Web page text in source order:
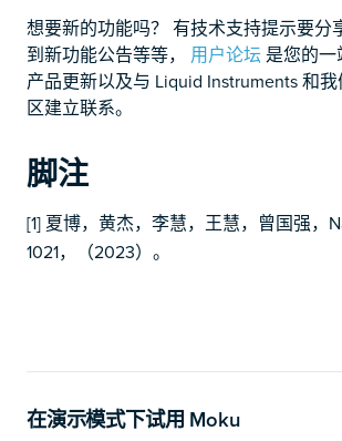
想要新的功能吗？ 有技术支持提示要分
到新功能公告等等， 用户论坛 是您的
产品更新以及与 Liquid Instruments 和
区建立联系。
脚注
[1] 夏博，黄杰，李慧，王慧，曾国强，
1021，（2023）。
在演示模式下试用 Moku